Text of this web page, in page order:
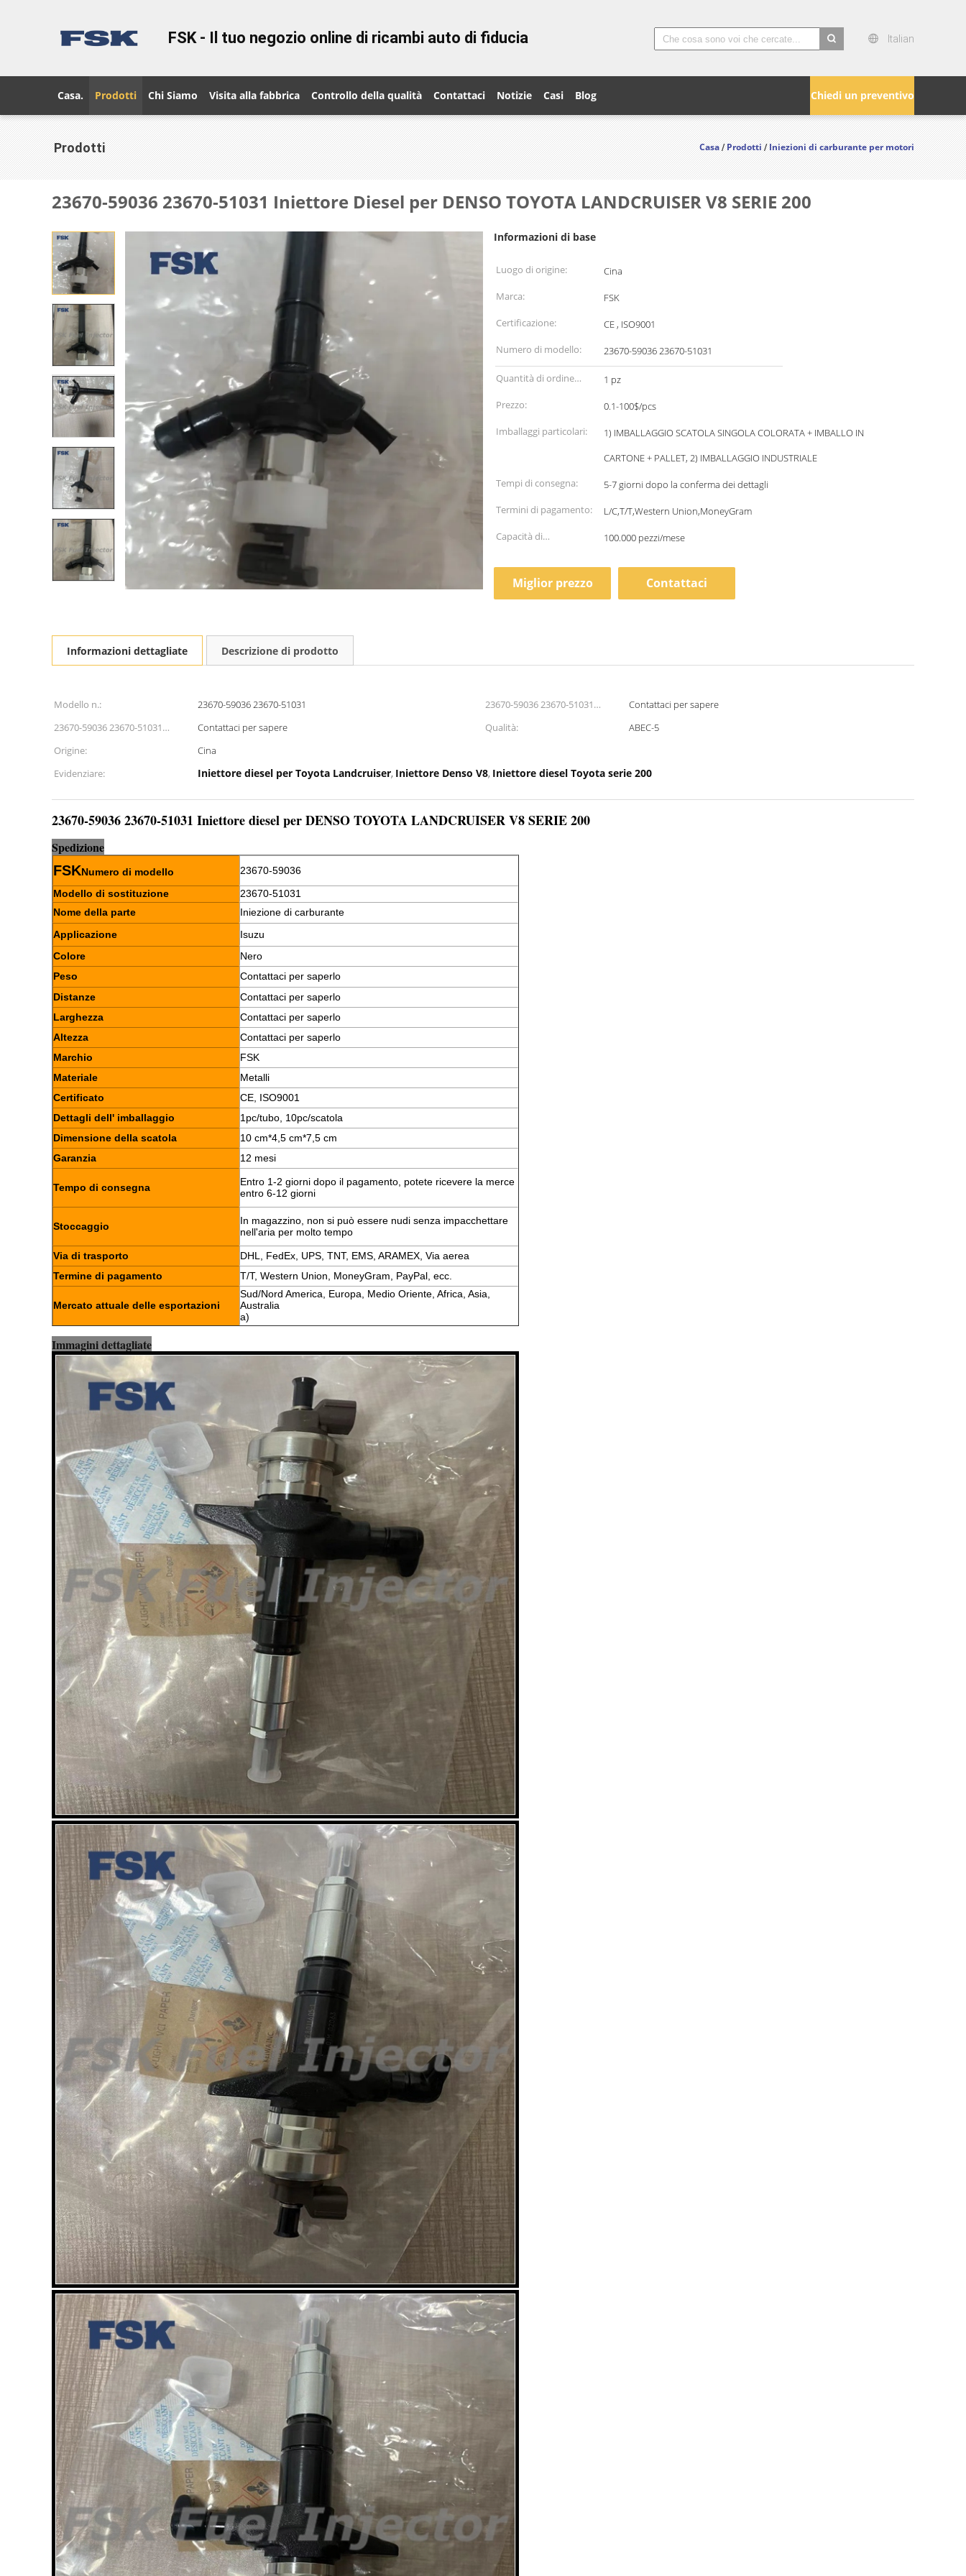
FSK - Il tuo negozio online di ricambi auto di fiducia Italian
Chiedi un preventivo
Casa. Prodotti Chi Siamo Visita alla fabbrica Controllo della qualità Contattaci Notizie Casi Blog
Prodotti Casa /Prodotti/Iniezioni di carburante per motori
23670-59036 23670-51031 Iniettore Diesel per DENSO TOYOTA LANDCRUISER V8 SERIE 200
Informazioni di base
Luogo di origine:
Cina
Marca:
FSK
Certificazione:
CE , ISO9001
Numero di modello:
23670-59036 23670-51031
Quantità di ordine
minimo:
1 pz
Prezzo:
0.1-100$/pcs
Imballaggi particolari:
1) IMBALLAGGIO SCATOLA SINGOLA COLORATA + IMBALLO IN
CARTONE + PALLET, 2) IMBALLAGGIO INDUSTRIALE
Tempi di consegna:
5-7 giorni dopo la conferma dei dettagli
Termini di pagamento:
L/C,T/T,Western Union,MoneyGram
Capacità di
100.000 pezzi/mese
Miglior prezzo Contattaci
Informazioni dettagliate Descrizione di prodotto
Modello n.: 23670-59036 23670-51031
23670-59036 23670-51031
Dimensioni cuscinetto:
Contattaci per sapere
23670-59036 23670-51031
Cuscinetto kg:
Contattaci per sapere Qualità:
ABEC-5
Origine:
Cina
Evidenziare:
Iniettore diesel per Toyota Landcruiser, Iniettore Denso V8, Iniettore diesel Toyota serie 200
23670-59036 23670-51031 Iniettore diesel per DENSO TOYOTA LANDCRUISER V8 SERIE 200
Spedizione
FSKNumero di modello
23670-59036
Modello di sostituzione
23670-51031
Nome della parte
Iniezione di carburante
Applicazione
Isuzu
Colore
Nero
Peso
Contattaci per saperlo
Distanze
Contattaci per saperlo
Larghezza
Contattaci per saperlo
Altezza
Contattaci per saperlo
Marchio
FSK
Materiale
Metalli
Certificato
CE, ISO9001
Dettagli dell' imballaggio
1pc/tubo, 10pc/scatola
Dimensione della scatola
10 cm*4,5 cm*7,5 cm
Garanzia
12 mesi
Tempo di consegna
Entro 1-2 giorni dopo il pagamento, potete ricevere la merce
entro 6-12 giorni
Stoccaggio
In magazzino, non si può essere nudi senza impacchettare
nell'aria per molto tempo
Via di trasporto
DHL, FedEx, UPS, TNT, EMS, ARAMEX, Via aerea
Termine di pagamento
T/T, Western Union, MoneyGram, PayPal, ecc.
Mercato attuale delle esportazioni
Sud/Nord America, Europa, Medio Oriente, Africa, Asia,
Australia
a)
Immagini dettagliate